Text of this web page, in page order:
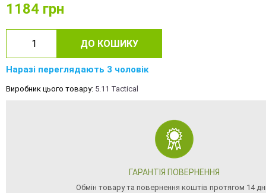
1184 грн
ДО КОШИКУ
Наразі переглядають 3 чоловік
Виробник цього товару: 5.11 Tactical
ГАРАНТІЯ ПОВЕРНЕННЯ
Обмін товару та повернення коштів протягом 14